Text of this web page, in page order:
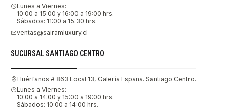
Lunes a Viernes:
10:00 a 15:00 y 16:00 a 19:00 hrs.
Sábados: 11:00 a 15:30 hrs.
ventas@sairamluxury.cl
SUCURSAL SANTIAGO CENTRO
Huérfanos # 863 Local 13, Galería España. Santiago Centro.
Lunes a Viernes:
10:00 a 14:00 y 15:00 a 19:00 hrs.
Sábados: 10:00 a 14:00 hrs.